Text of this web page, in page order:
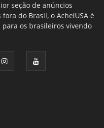
seção de anúncios
do Brasil, o AcheiUSA é
os brasileiros vivendo